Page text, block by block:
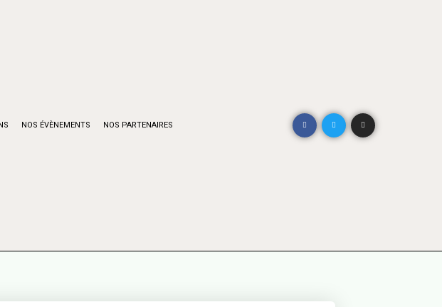
NOS ÉVÈNEMENTS NOS PARTENAIRES